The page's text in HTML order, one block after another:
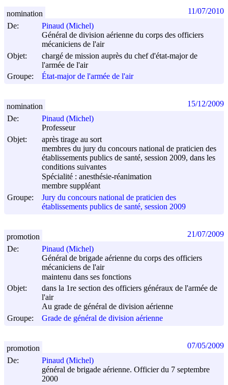
De:
Pinaud (Michel)
Général de division aérienne du corps des officiers
mécaniciens de l'air
Objet:
chargé de mission auprès du chef d'état-major de
l'armée de l'air
Groupe:
État-major de l'armée de l'air
nomination 11/07/2010
De:
Pinaud (Michel)
Professeur
Objet:
après tirage au sort
membres du jury du concours national de praticien des
établissements publics de santé, session 2009, dans les
conditions suivantes
Spécialité : anesthésie-réanimation
membre suppléant
Groupe:
Jury du concours national de praticien des
établissements publics de santé, session 2009
nomination 15/12/2009
De:
Pinaud (Michel)
Général de brigade aérienne du corps des officiers
mécaniciens de l'air
maintenu dans ses fonctions
Objet:
dans la 1re section des officiers généraux de l'armée de
l'air
Au grade de général de division aérienne
Groupe:
Grade de général de division aérienne
promotion 21/07/2009
De:
Pinaud (Michel)
général de brigade aérienne. Officier du 7 septembre
2000
promotion 07/05/2009